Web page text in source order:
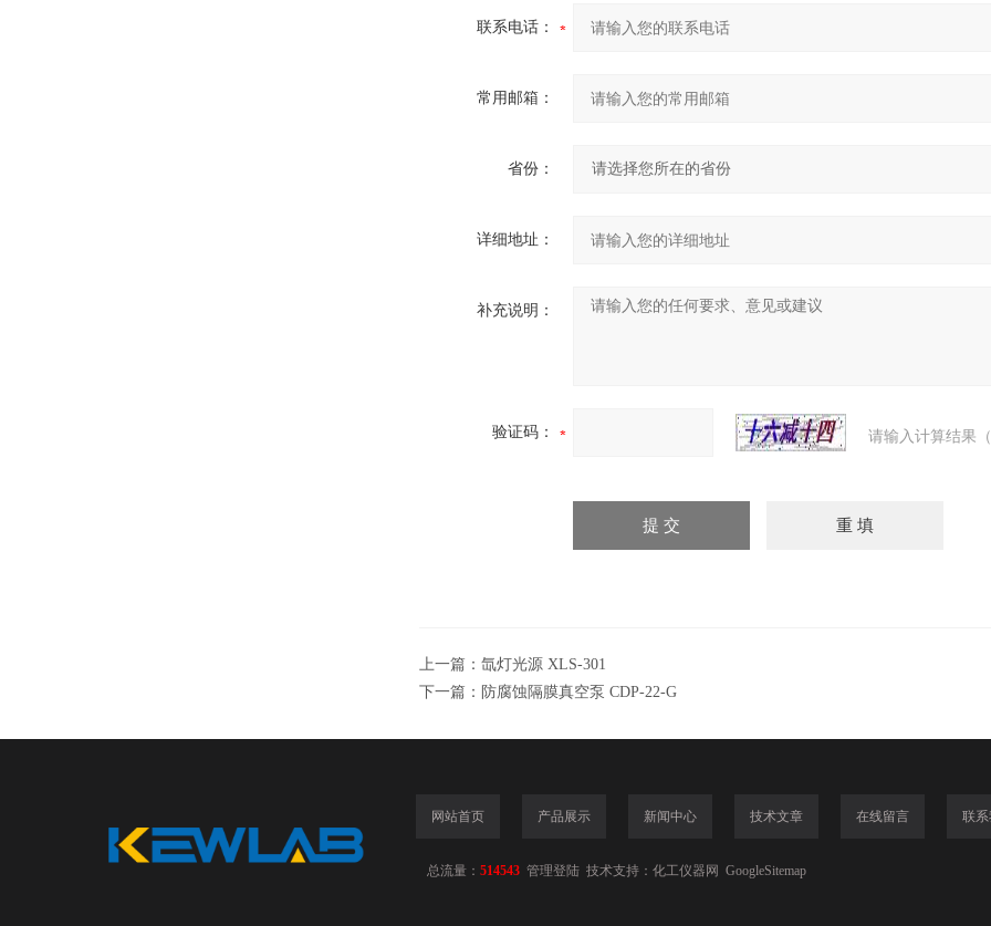
联系电话：
常用邮箱：
省份：
详细地址：
补充说明：
验证码： 请输入计算结果
上一篇： 氙灯光源 XLS-301
下一篇： 防腐蚀隔膜真空泵 CDP-22-G
网站首页 产品展示 新闻中心 技术文章 在线留言 联系
总流量： 514543 管理登陆 技术支持： 化工仪器网 GoogleSitemap